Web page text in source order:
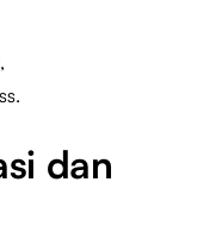
dan